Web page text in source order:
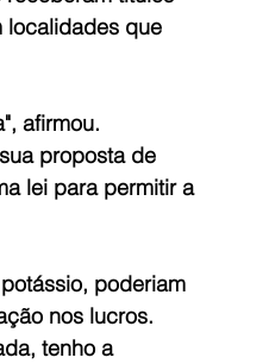
localidades que
afirmou.
proposta de
lei para permitir a
poderiam
nos lucros.
tenho a